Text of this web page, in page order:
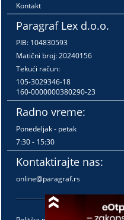
Kontakt
Paragraf Lex d.o.o.
PIB: 104830593
Matični broj: 20240156
Tekući račun:
105-3029346-18
160-0000000380290-23
Radno vreme:
Ponedeljak - petak
7:30 - 15:30
Kontaktirajte nas:
online@paragraf.rs